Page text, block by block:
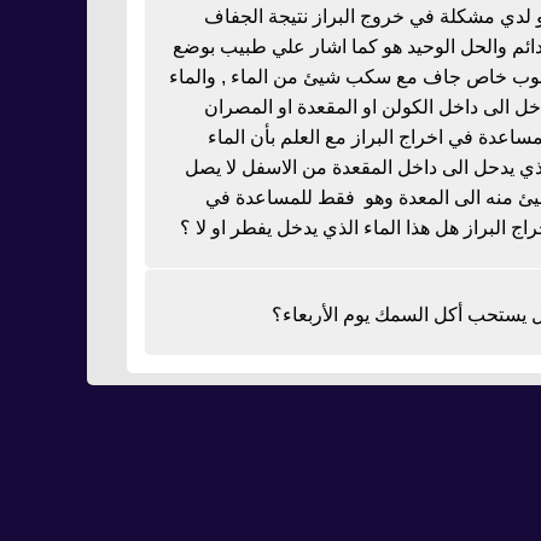
لدي مشكلة في خروج البراز نتيجة الجفاف
والحل الوحيد هو كما اشار علي طبيب بوضع
خاص جاف مع سكب شيئ من الماء , والماء
الى داخل الكولن او المقعدة او المصران
في اخراج البراز مع العلم بأن الماء
يدحل الى داخل المقعدة من الاسفل لا يصل
منه الى المعدة وهو فقط للمساعدة في
البراز هل هذا الماء الذي يدخل يفطر او لا ؟
يستحب أكل السمك يوم الأربعاء؟